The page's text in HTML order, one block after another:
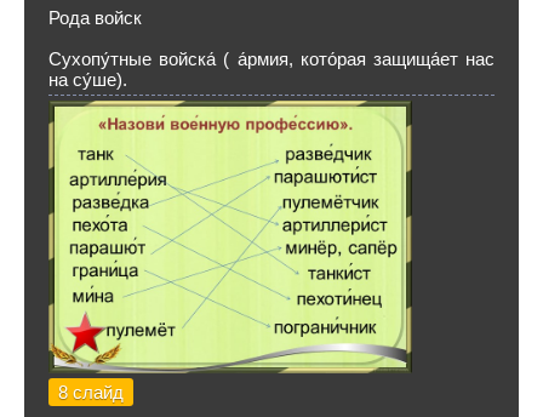
Рода войск
Сухопу́тные войска́ ( а́рмия, кото́рая защища́ет нас
на су́ше).
8 слайд